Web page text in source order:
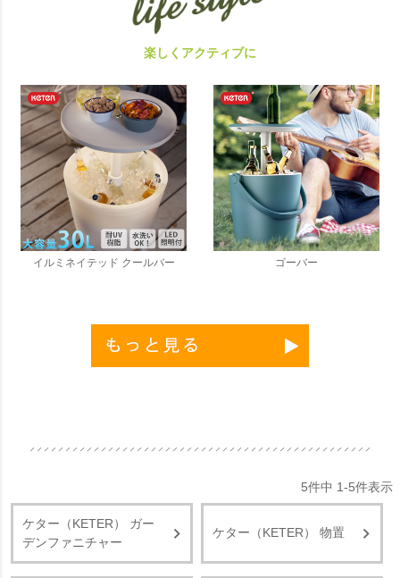
楽しくアクティブに
イルミネイテッド クールバー ゴーバー
5件中 1-5件表示
ケター（KETER） ガー
デンファニチャー
ケター（KETER） 物置